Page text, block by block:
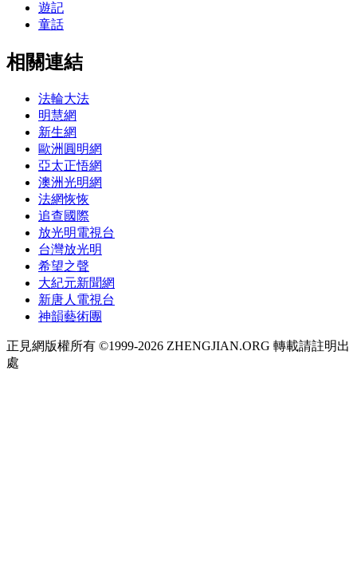
遊記
童話
相關連結
法輪大法
明慧網
新生網
歐洲圓明網
亞太正悟網
澳洲光明網
法網恢恢
追查國際
放光明電視台
台灣放光明
希望之聲
大紀元新聞網
新唐人電視台
神韻藝術團
正見網版權所有 ©1999-2026 ZHENGJIAN.ORG 轉載請註明出
處